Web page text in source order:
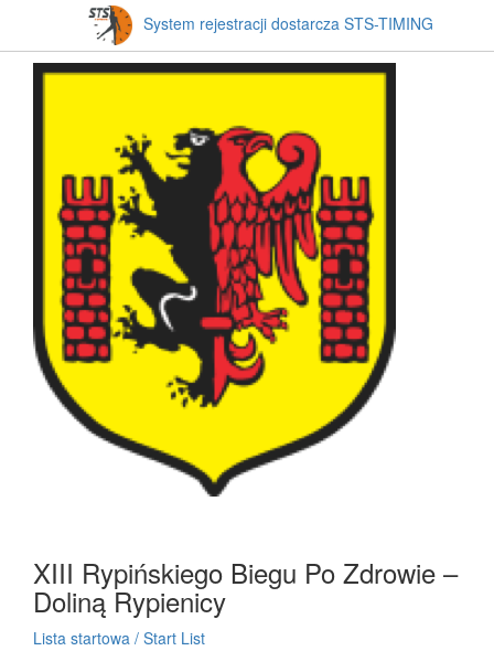
System rejestracji dostarcza STS-TIMING
XIII Rypińskiego Biegu Po Zdrowie –
Doliną Rypienicy
Lista startowa / Start List